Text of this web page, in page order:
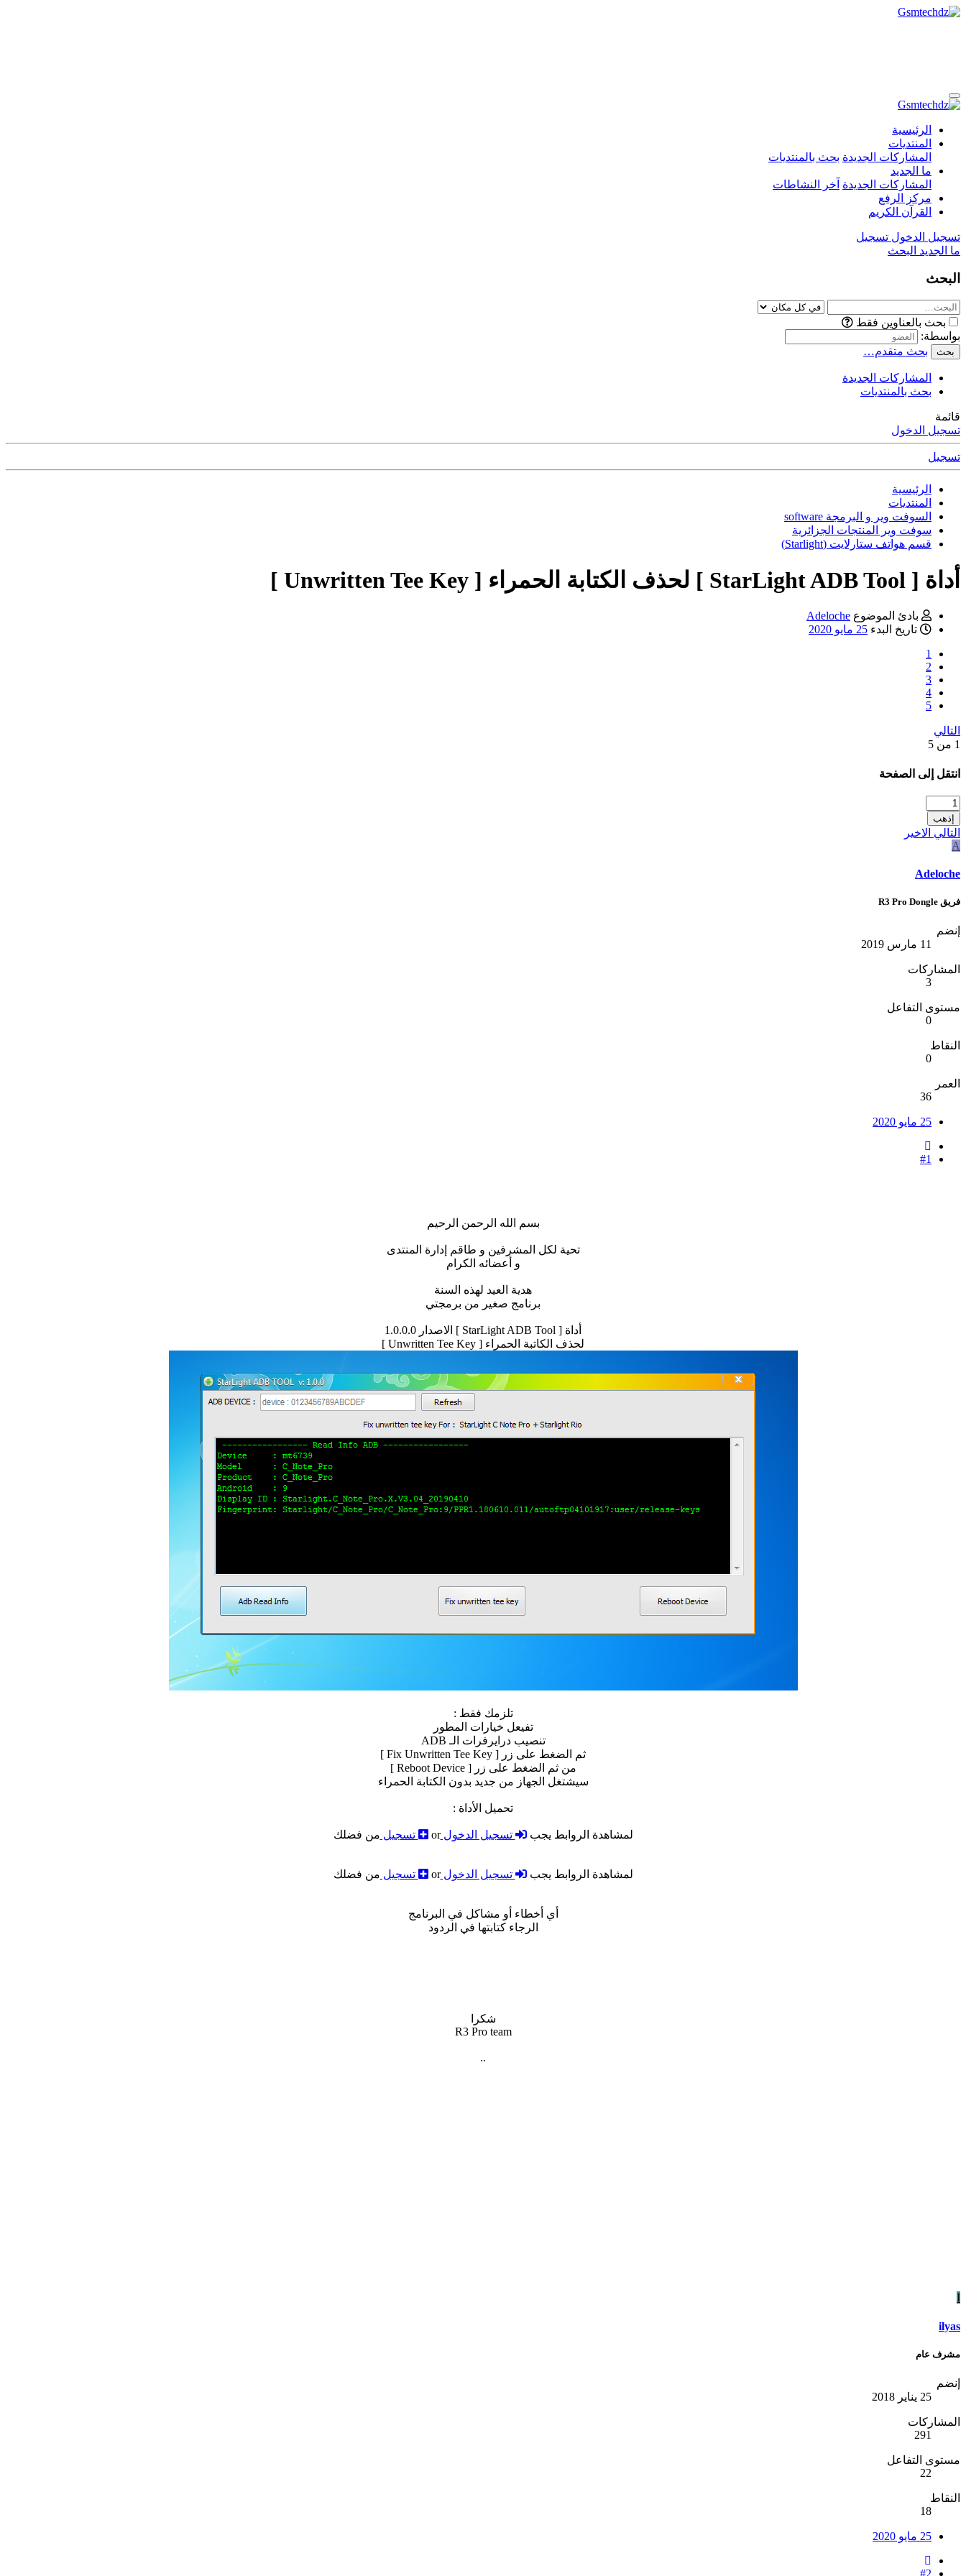
الرئيسية
المنتديات
المشاركات الجديدة بحث بالمنتديات
ما الجديد
المشاركات الجديدة آخر النشاطات
مركز الرفع
القرآن الكريم
تسجيل الدخول تسجيل
ما الجديد البحث
البحث
بحث بالعناوين فقط
بواسطة:
بحث بحث متقدم…
المشاركات الجديدة
بحث بالمنتديات
قائمة
تسجيل الدخول
تسجيل
الرئيسية
المنتديات
السوفت وير و البرمجة software
سوفت وير المنتجات الجزائرية
قسم هواتف ستارلايت (Starlight)
أداة [ StarLight ADB Tool ] لحذف الكتابة الحمراء [ Unwritten Tee Key ]
بادئ الموضوع Adeloche
تاريخ البدء 25 مايو 2020
1
2
3
4
5
التالي
1 من 5
انتقل إلى الصفحة
إذهب
التالي الاخير
A
Adeloche
فريق R3 Pro Dongle
إنضم
11 مارس 2019
المشاركات
3
مستوى التفاعل
0
النقاط
0
العمر
36
25 مايو 2020
#1
بسم الله الرحمن الرحيم
تحية لكل المشرفين و طاقم إدارة المنتدى
و أعضائه الكرام
هدية العيد لهذه السنة
برنامج صغير من برمجتي
أداة [ StarLight ADB Tool ] الاصدار 1.0.0.0
لحذف الكاتبة الحمراء [ Unwritten Tee Key ]
تلزمك فقط :
تفيعل خيارات المطور
تنصيب درايرفرات الـ ADB
ثم الضغط على زر [ Fix Unwritten Tee Key ]
من ثم الضغط على زر [ Reboot Device ]
سيشتغل الجهاز من جديد بدون الكتابة الحمراء
تحميل الأداة :
لمشاهدة الروابط يجب تسجيل الدخولor تسجيل من فضلك
لمشاهدة الروابط يجب تسجيل الدخولor تسجيل من فضلك
أي أخطاء أو مشاكل في البرنامج
الرجاء كتابتها في الردود
شكرا
R3 Pro team
..
I
ilyas
مشرف عام
إنضم
25 يناير 2018
المشاركات
291
مستوى التفاعل
22
النقاط
18
25 مايو 2020
#2